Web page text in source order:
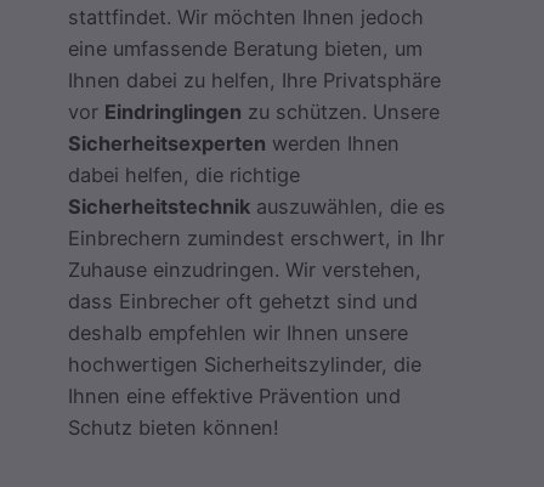
stattfindet. Wir möchten Ihnen jedoch
eine umfassende Beratung bieten, um
Ihnen dabei zu helfen, Ihre Privatsphäre
vor Eindringlingen zu schützen. Unsere
Sicherheitsexperten werden Ihnen
dabei helfen, die richtige
Sicherheitstechnik auszuwählen, die es
Einbrechern zumindest erschwert, in Ihr
Zuhause einzudringen. Wir verstehen,
dass Einbrecher oft gehetzt sind und
deshalb empfehlen wir Ihnen unsere
hochwertigen Sicherheitszylinder, die
Ihnen eine effektive Prävention und
Schutz bieten können!